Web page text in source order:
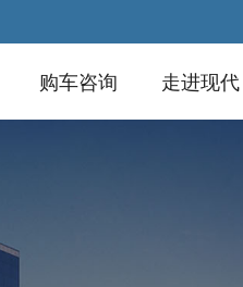
购车咨询 走进现代